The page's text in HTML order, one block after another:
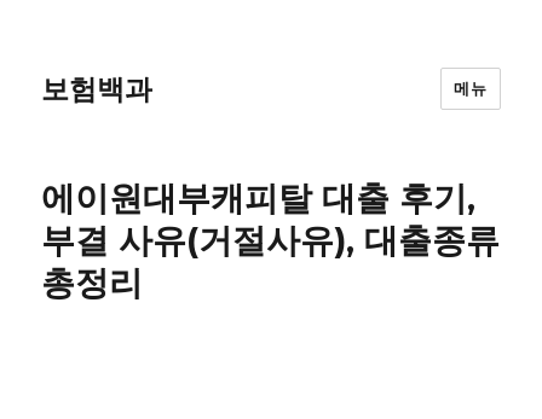
보험백과 메뉴
에이원대부캐피탈 대출 후기,
부결 사유(거절사유), 대출종류
총정리